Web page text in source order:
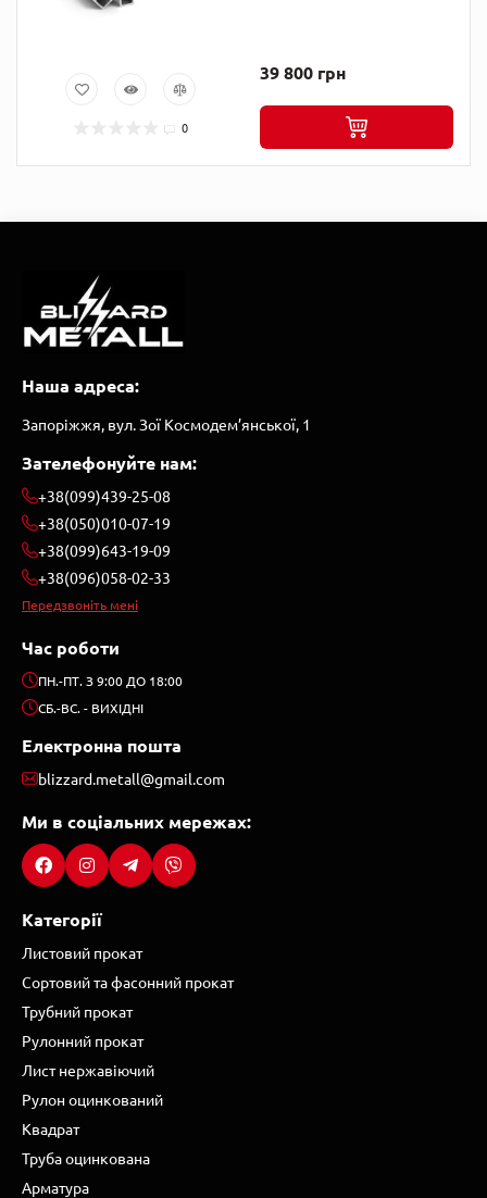
0
39 800 грн
Наша адреса:
Запоріжжя, вул. Зої Космодем’янської, 1
Зателефонуйте нам:
+38(099)439-25-08
+38(050)010-07-19
+38(099)643-19-09
+38(096)058-02-33
Передзвоніть мені
Час роботи
ПН.-ПТ. З 9:00 ДО 18:00
СБ.-ВС. - ВИХІДНІ
Електронна пошта
blizzard.metall@gmail.com
Ми в соціальних мережах:
Категорії
Листовий прокат
Сортовий та фасонний прокат
Трубний прокат
Рулонний прокат
Лист нержавіючий
Рулон оцинкований
Квадрат
Труба оцинкована
Арматура